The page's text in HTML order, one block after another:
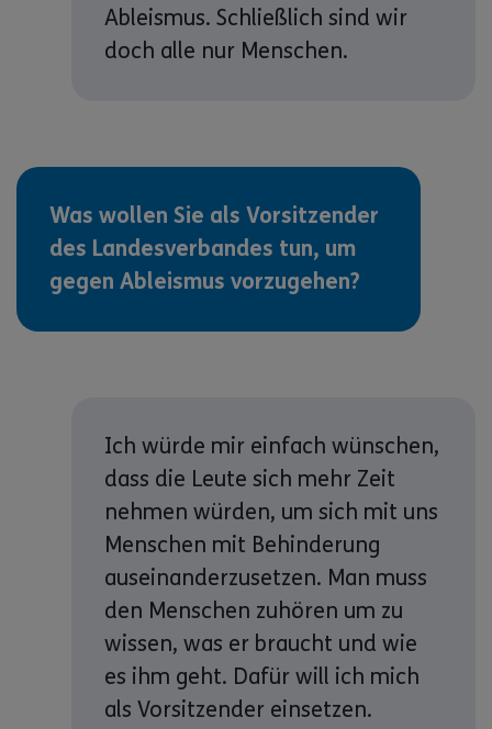
Ableismus. Schließlich sind wir
doch alle nur Menschen.
Was wollen Sie als Vorsitzender
des Landesverbandes tun, um
gegen Ableismus vorzugehen?
Ich würde mir einfach wünschen,
dass die Leute sich mehr Zeit
nehmen würden, um sich mit uns
Menschen mit Behinderung
auseinanderzusetzen. Man muss
den Menschen zuhören um zu
wissen, was er braucht und wie
es ihm geht. Dafür will ich mich
als Vorsitzender einsetzen.